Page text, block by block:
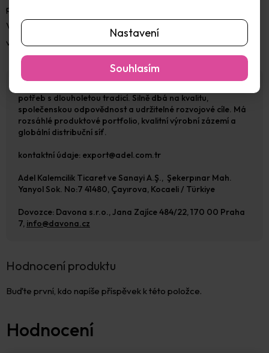
Nastavení
Souhlasím
přenosný a chrání obsah před poškozením.
Vhodné pro školky, školy i domácí tvoření. Ideální pro kreslení,
vybarvování i školní proje
Hodnocení produktu
Buďte první, kdo napíše příspěvek k této položce.
potřeb s dlouholetou tradicí. Silně dbá na kvalitu,
společenskou odpovědnost a udržitelné rozvojové cíle. Má
rozsáhlé produktové portfolio, kvalitní výrobní zázemí a
globální distribuční síť.
kontaktní údaje: export@adel.com.tr
Adel Kalemcilik Ticaret ve Sanayi A.Ş., Şekerpınar Mah.
Yanyol Sok. No:7 41480, Çayırova, Kocaeli / Türkiye
Dovozce: Davona s.r.o., Jana Zajíce 484/22, 170 00 Praha
7, info@davona.cz